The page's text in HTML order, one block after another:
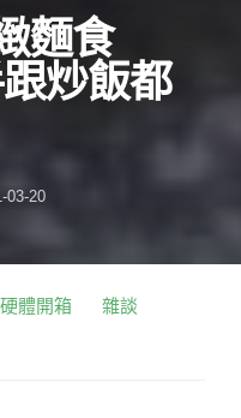
麵食
炒飯都
03-20
硬體開箱
雜談